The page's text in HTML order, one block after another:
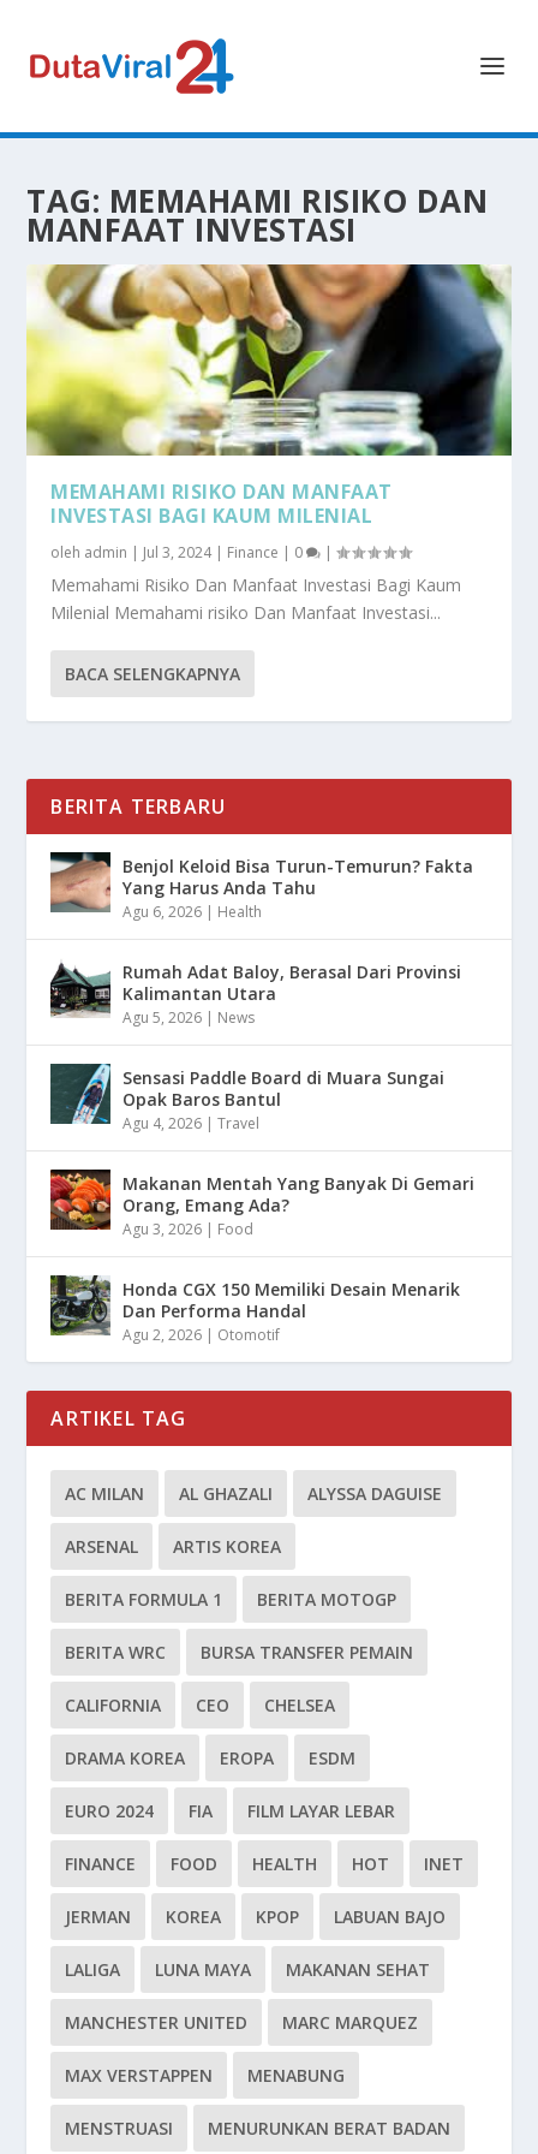
TAG: MEMAHAMI RISIKO DAN
MANFAAT INVESTASI
MEMAHAMI RISIKO DAN MANFAAT
INVESTASI BAGI KAUM MILENIAL
oleh admin | Jul 3, 2024| Finance | 0 |
Memahami Risiko Dan Manfaat Investasi Bagi Kaum
Milenial Memahami risiko Dan Manfaat Investasi...
BACA SELENGKAPNYA
BERITA TERBARU
Benjol Keloid Bisa Turun-Temurun? Fakta
Yang Harus Anda Tahu
Agu 6, 2026 | Health
Rumah Adat Baloy, Berasal Dari Provinsi
Kalimantan Utara
Agu 5, 2026 | News
Sensasi Paddle Board di Muara Sungai
Opak Baros Bantul
Agu 4, 2026 |Travel
Makanan Mentah Yang Banyak Di Gemari
Orang, Emang Ada?
Agu 3, 2026 | Food
Honda CGX 150 Memiliki Desain Menarik
Dan Performa Handal
Agu 2, 2026 | Otomotif
ARTIKEL TAG
AC MILAN AL GHAZALI ALYSSA DAGUISE
ARSENAL ARTIS KOREA
BERITA FORMULA 1 BERITA MOTOGP
BERITA WRC BURSA TRANSFER PEMAIN
CALIFORNIA CEO CHELSEA
DRAMA KOREA EROPA ESDM
EURO 2024 FIA FILM LAYAR LEBAR
FINANCE FOOD HEALTH HOT INET
JERMAN KOREA KPOP LABUAN BAJO
LALIGA LUNA MAYA MAKANAN SEHAT
MANCHESTER UNITED MARC MARQUEZ
MAX VERSTAPPEN MENABUNG
MENSTRUASI MENURUNKAN BERAT BADAN